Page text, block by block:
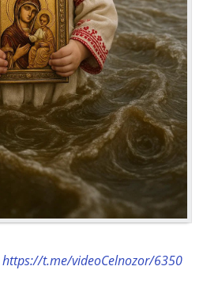
https://t.me/videoCelnozor/6350